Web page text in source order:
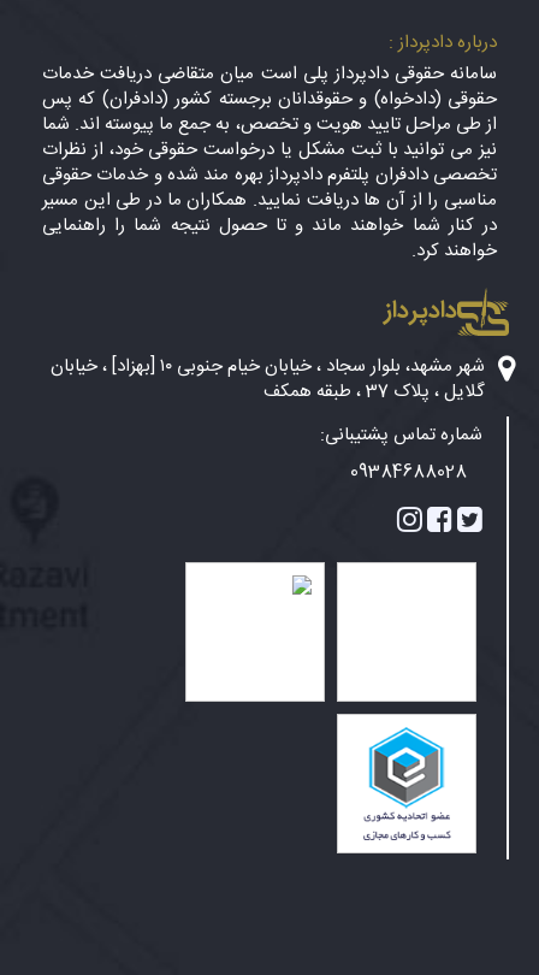
درباره دادپرداز :
سامانه حقوقی دادپرداز پلی است میان متقاضی دریافت خدمات
حقوقی (دادخواه) و حقوقدانان برجسته کشور (دادفران) که پس
از طی مراحل تایید هویت و تخصص، به جمع ما پیوسته اند. شما
نیز می توانید با ثبت مشکل یا درخواست حقوقی خود، از نظرات
تخصصی دادفران پلتفرم دادپرداز بهره مند شده و خدمات حقوقی
مناسبی را از آن ها دریافت نمایید. همکاران ما در طی این مسیر
در کنار شما خواهند ماند و تا حصول نتیجه شما را راهنمایی
خواهند کرد.
دادپرداز
شهر مشهد، بلوار سجاد ، خیابان خیام جنوبی ۱۰ [بهزاد] ، خیابان
گلایل ، پلاک 37 ، طبقه همکف
شماره تماس پشتیبانی:
09384688028